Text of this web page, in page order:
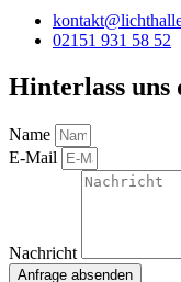
02151 931 58 52
Hinterlass uns
Name
E-Mail
Nachricht
Anfrage absenden